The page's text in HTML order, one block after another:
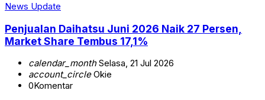
News Update
Penjualan Daihatsu Juni 2026 Naik 27 Persen,
Market Share Tembus 17,1%
calendar_monthSelasa, 21 Jul 2026
account_circleOkie
0Komentar